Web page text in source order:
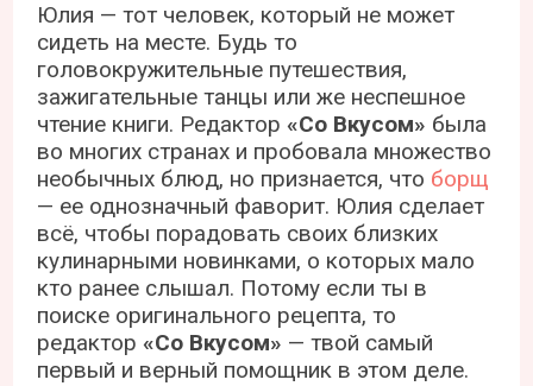
Юлия — тот человек, который не может
сидеть на месте. Будь то
головокружительные путешествия,
зажигательные танцы или же неспешное
чтение книги. Редактор«Со Вкусом» была
во многих странах и пробовала множество
необычных блюд, но признается, что борщ
— ее однозначный фаворит. Юлия сделает
всё, чтобы порадовать своих близких
кулинарными новинками, о которых мало
кто ранее слышал. Потому если ты в
поиске оригинального рецепта, то
редактор«Со Вкусом» — твой самый
первый и верный помощник в этом деле.